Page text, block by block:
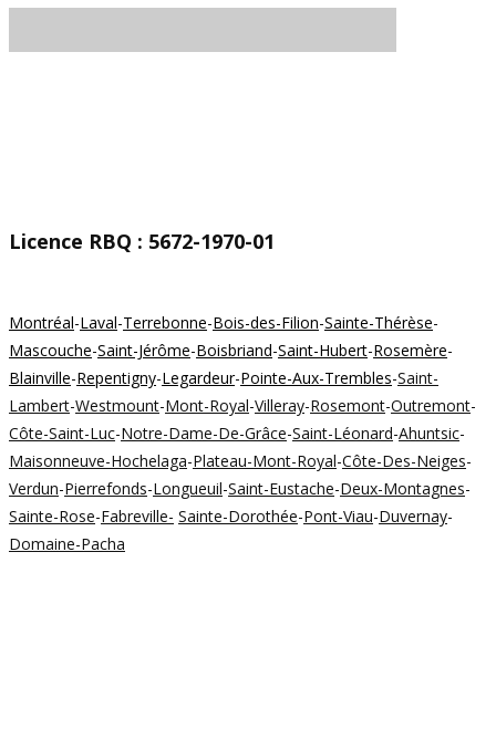
Licence RBQ : 5672-1970-​01
Montréal-Laval-Terrebonne-Bois-des-Filion-Sainte-Thérèse-
Mascouche-Saint-Jérôme-Boisbriand-Saint-Hubert-Rosemère-
Blainville-Repentigny-Legardeur-Pointe-Aux-Trembles-Saint-
Lambert-Westmount-Mont-Royal-Villeray-Rosemont-Outremont-
Côte-Saint-Luc-Notre-Dame-De-Grâce-Saint-Léonard-Ahuntsic-
Maisonneuve-Hochelaga-Plateau-Mont-Royal-Côte-Des-Neiges-
Verdun-Pierrefonds-Longueuil-Saint-Eustache-Deux-Montagnes-
Sainte-Rose-Fabreville- Sainte-Dorothée-Pont-Viau-Duvernay-
Domaine-Pacha